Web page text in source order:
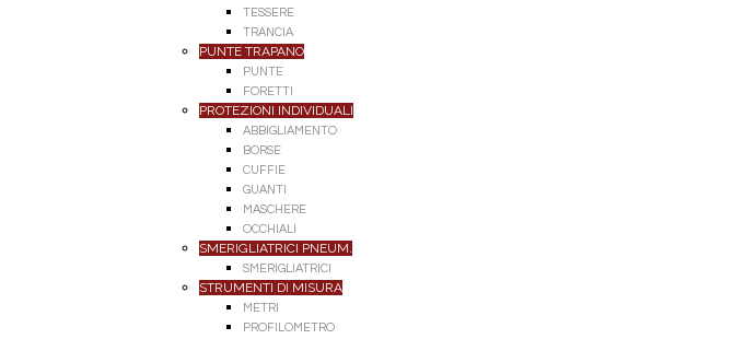
TESSERE
TRANCIA
PUNTE TRAPANO
PUNTE
FORETTI
PROTEZIONI INDIVIDUALI
ABBIGLIAMENTO
BORSE
CUFFIE
GUANTI
MASCHERE
OCCHIALI
SMERIGLIATRICI PNEUM.
SMERIGLIATRICI
STRUMENTI DI MISURA
METRI
PROFILOMETRO